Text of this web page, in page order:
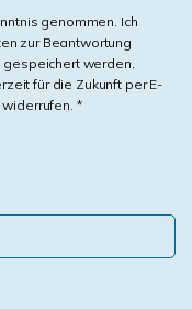
genommen. Ich
zur Beantwortung
gespeichert werden.
für die Zukunft per E-
*